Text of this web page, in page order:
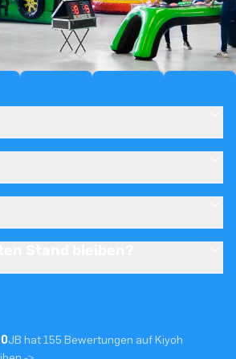
JB hat 155 Bewertungen auf Kiyoh